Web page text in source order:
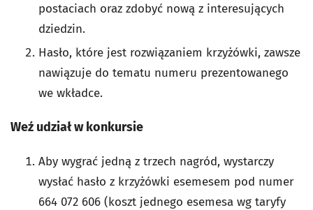
postaciach oraz zdobyć nową z interesujących
dziedzin.
Hasło, które jest rozwiązaniem krzyżówki, zawsze
nawiązuje do tematu numeru prezentowanego
we wkładce.
Weź udział w konkursie
Aby wygrać jedną z trzech nagród, wystarczy
wysłać hasło z krzyżówki esemesem pod numer
664 072 606 (koszt jednego esemesa wg taryfy